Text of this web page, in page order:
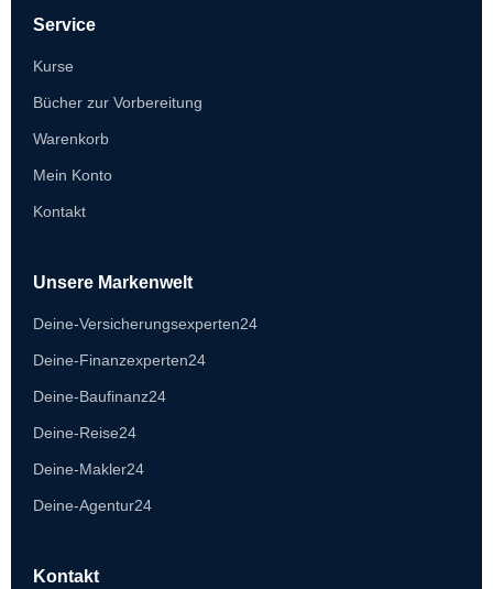
Service
Kurse
Bücher zur Vorbereitung
Warenkorb
Mein Konto
Kontakt
Unsere Markenwelt
Deine-Versicherungsexperten24
Deine-Finanzexperten24
Deine-Baufinanz24
Deine-Reise24
Deine-Makler24
Deine-Agentur24
Kontakt